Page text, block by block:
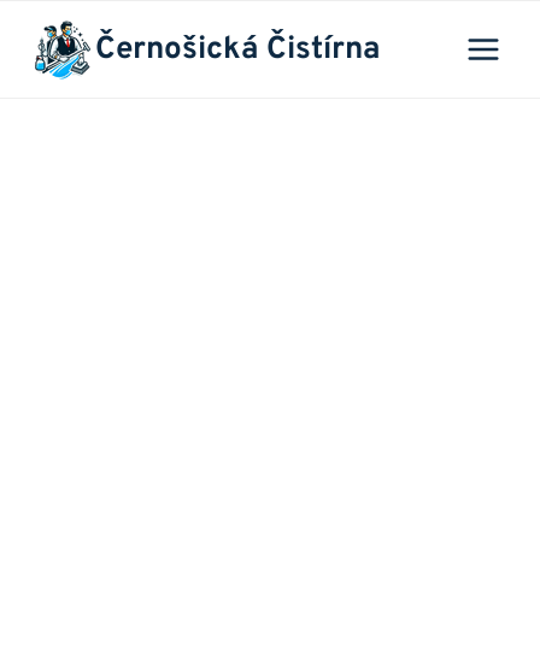
Přeskočit
obsah
Černošická Čistírna